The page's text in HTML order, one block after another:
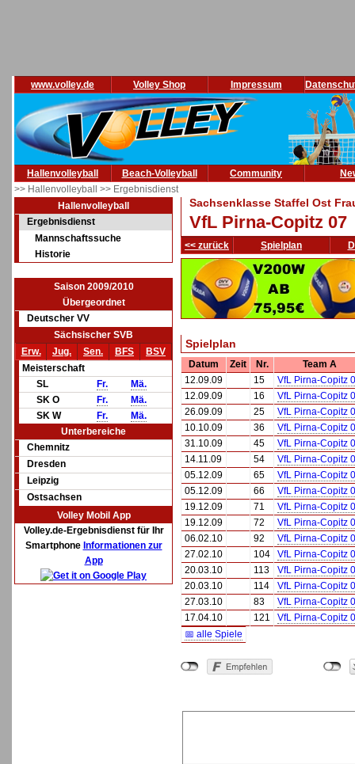
www.volley.de Volley Shop Impressum
Hallenvolleyball Beach-Volleyball Community
>> Hallenvolleyball >> Ergebnisdienst
Hallenvolleyball
Ergebnisdienst
Mannschaftssuche
Historie
Saison 2009/2010
Übergeordnet
Deutscher VV
Sächsischer SVB
Erw.
Jug. Sen. BFS
BSV
Meisterschaft
SL
Fr.
Mä.
SK O
Fr.
Mä.
SK W
Fr.
Mä.
Unterbereiche
Chemnitz
Dresden
Leipzig
Ostsachsen
Volley Mobil App
Volley.de-Ergebnisdienst für Ihr
Smartphone Informationen zur
App
Sachsenklasse Staffel Ost
VfL Pirna-Copitz 07
<< zurück Spielplan
Spielplan
Datum Zeit Nr.
Team A
12.09.09
15
VfL Pirna-Copitz
12.09.09
16
VfL Pirna-Copitz
26.09.09
25
VfL Pirna-Copitz
10.10.09
36
VfL Pirna-Copitz
31.10.09
45
VfL Pirna-Copitz
14.11.09
54
VfL Pirna-Copitz
05.12.09
65
VfL Pirna-Copitz
05.12.09
66
VfL Pirna-Copitz
19.12.09
71
VfL Pirna-Copitz
19.12.09
72
VfL Pirna-Copitz
06.02.10
92
VfL Pirna-Copitz
27.02.10
104
VfL Pirna-Copitz
20.03.10
113
VfL Pirna-Copitz
20.03.10
114
VfL Pirna-Copitz
27.03.10
83
VfL Pirna-Copitz
17.04.10
121
VfL Pirna-Copitz
📅 alle Spiele